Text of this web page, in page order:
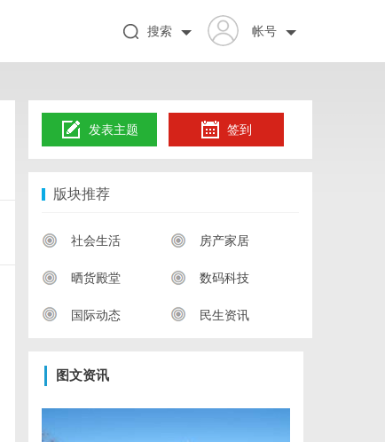
帐号
搜索
发表主题 签到
版块推荐
社会生活 房产家居
晒货殿堂 数码科技
国际动态 民生资讯
图文资讯